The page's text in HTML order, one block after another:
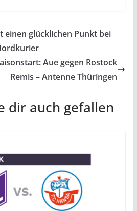
einen glücklichen Punkt bei
Aue gegen Rostock
Remis – Antenne Thüringen
dir auch gefallen